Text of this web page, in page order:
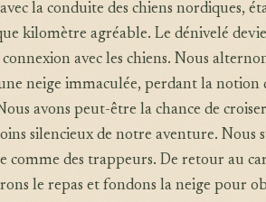
la conduite des chiens nordiques,
kilomètre agréable. Le dénivelé
avec les chiens. Nous
neige immaculée, perdant la notion
avons peut-être la chance de
silencieux de notre aventure. Nous
comme des trappeurs. De retour au
le repas et fondons la neige pour